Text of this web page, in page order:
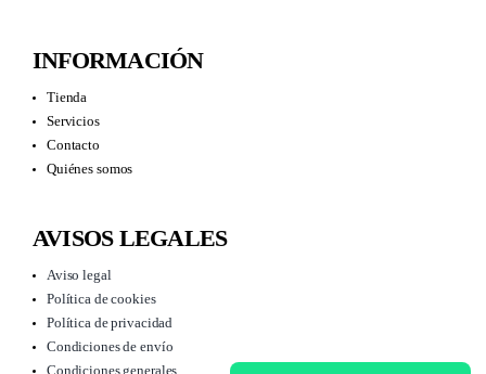
INFORMACIÓN
Tienda
Servicios
Contacto
Quiénes somos
AVISOS LEGALES
Aviso legal
Política de cookies
Política de privacidad
Condiciones de envío
Condiciones generales